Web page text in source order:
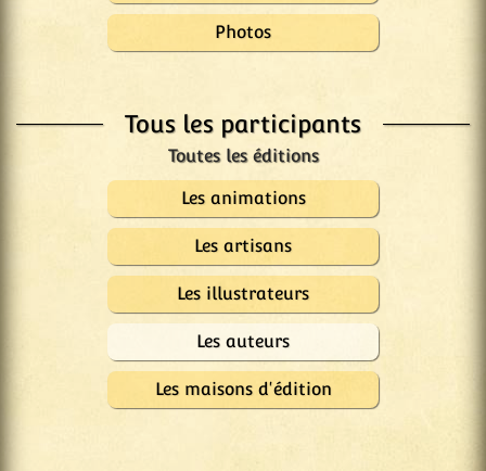
Photos
Tous les participants
Les animations
Les artisans
Les illustrateurs
Les auteurs
Les maisons d'édition